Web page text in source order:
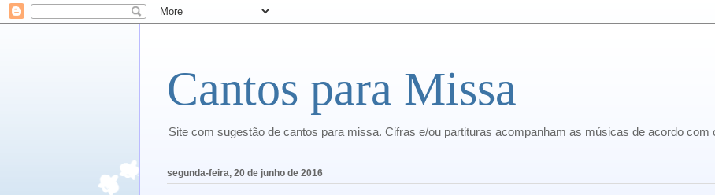
Cantos para Missa
Site com sugestão de cantos para missa. Cifras e/ou partituras acompanham as músicas de acordo com
segunda-feira, 20 de junho de 2016